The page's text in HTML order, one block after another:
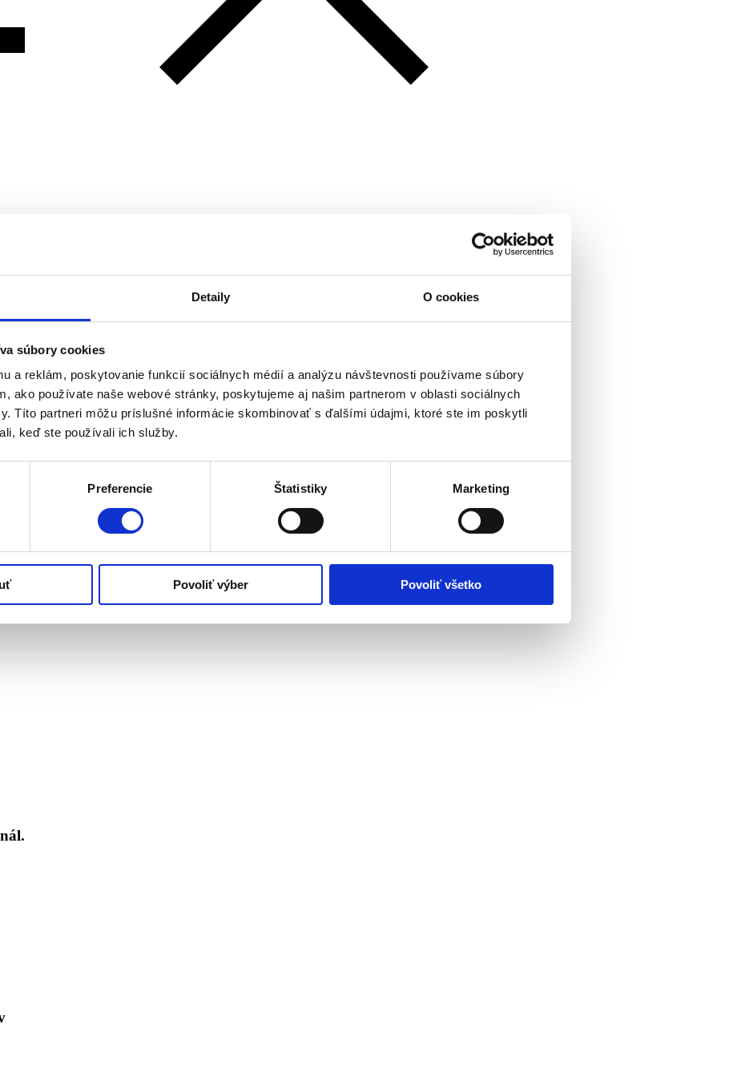
Detaily O cookies
súbory cookies
a reklám, poskytovanie funkcií sociálnych médií a analýzu návštevnosti používame súbory
ako používate naše webové stránky, poskytujeme aj našim partnerom v oblasti sociálnych
Títo partneri môžu príslušné informácie skombinovať s ďalšími údajmi, ktoré ste im poskytli
keď ste používali ich služby.
Preferencie Štatistiky Marketing
Povoliť výber Povoliť všetko